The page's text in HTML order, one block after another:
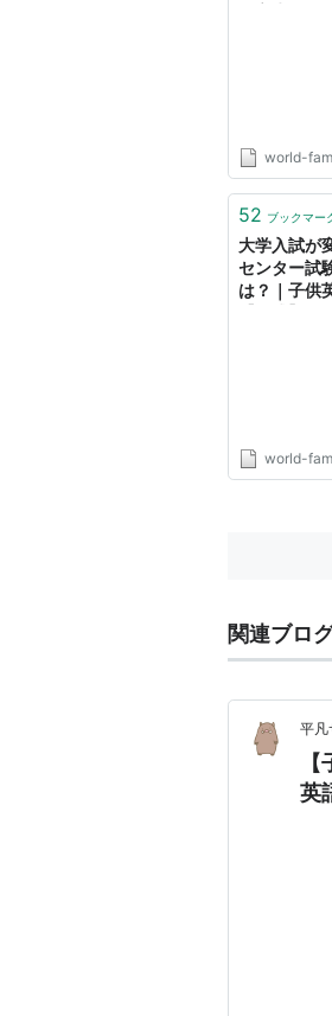
world-
52 ブックマー
大学入試が
センター試
は？｜子供
world-
関連ブロ
平凡
英